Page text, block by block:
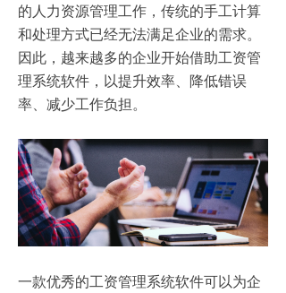
的人力资源管理工作，传统的手工计算
和处理方式已经无法满足企业的需求。
因此，越来越多的企业开始借助工资管
理系统软件，以提升效率、降低错误
率、减少工作负担。
一款优秀的工资管理系统软件可以为企